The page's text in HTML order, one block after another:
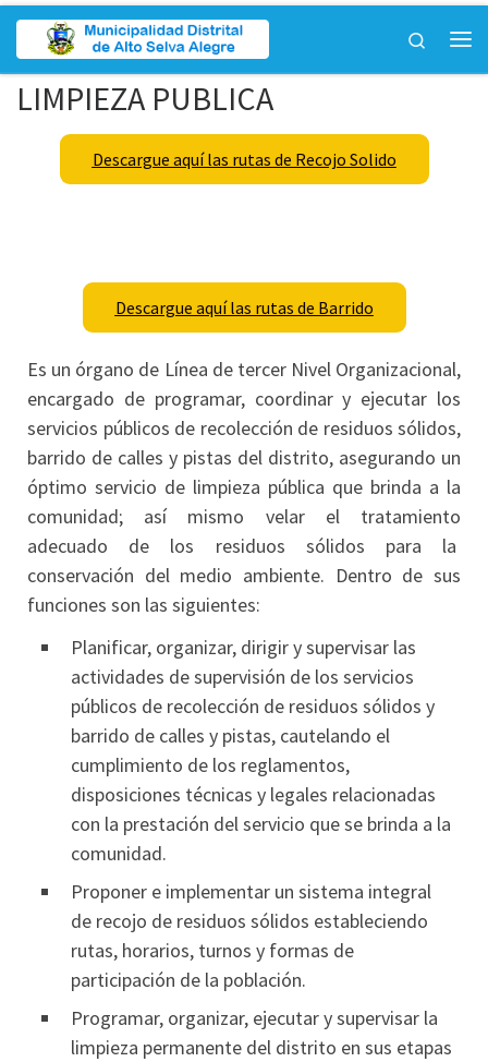
Saltar al contenido Search
LIMPIEZA PUBLICA
Descargue aquí las rutas de Recojo Solido
Descargue aquí las rutas de Barrido
Es un órgano de Línea de tercer Nivel Organizacional,
encargado de programar, coordinar y ejecutar los
servicios públicos de recolección de residuos sólidos,
barrido de calles y pistas del distrito, asegurando un
óptimo servicio de limpieza pública que brinda a la
comunidad; así mismo velar el tratamiento
adecuado de los residuos sólidos para la
conservación del medio ambiente. Dentro de sus
funciones son las siguientes:
Planificar, organizar, dirigir y supervisar las
actividades de supervisión de los servicios
públicos de recolección de residuos sólidos y
barrido de calles y pistas, cautelando el
cumplimiento de los reglamentos,
disposiciones técnicas y legales relacionadas
con la prestación del servicio que se brinda a la
comunidad.
Proponer e implementar un sistema integral
de recojo de residuos sólidos estableciendo
rutas, horarios, turnos y formas de
participación de la población.
Programar, organizar, ejecutar y supervisar la
limpieza permanente del distrito en sus etapas